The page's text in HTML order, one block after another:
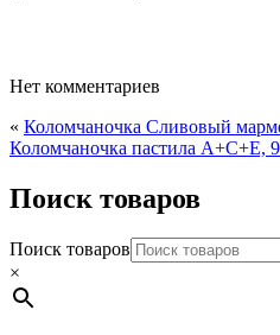
Нет комментариев
« Коломчаночка Сливовый
Коломчаночка пастила А+С+Е,
Поиск товаров
Поиск товаров
×